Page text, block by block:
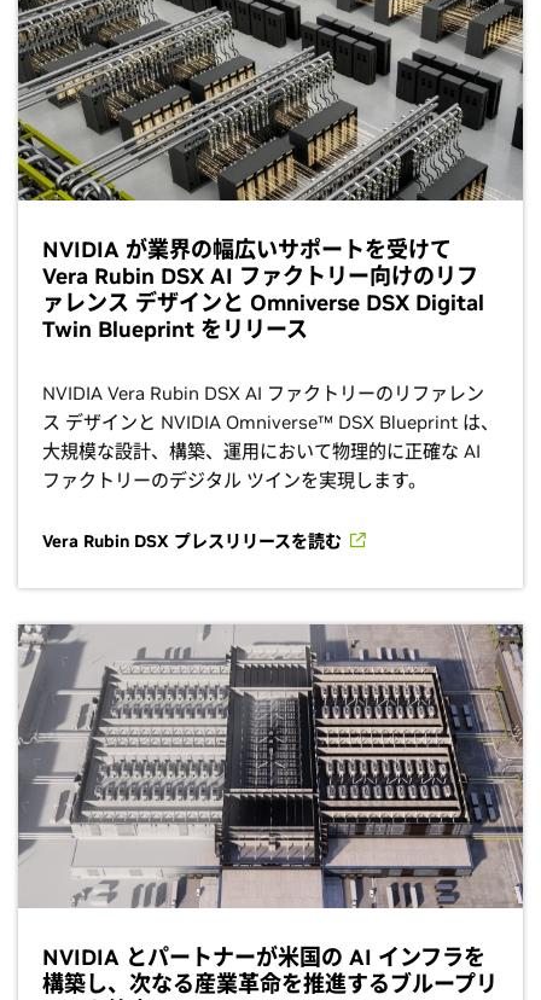
NVIDIA が業界の幅広いサポートを受けて
Vera Rubin DSX AI ファクトリー向けのリフ
ァレンス デザインと Omniverse DSX Digital
Twin Blueprint をリリース
NVIDIA Vera Rubin DSX AI ファクトリーのリファレン
ス デザインと NVIDIA Omniverse™ DSX Blueprint は、
大規模な設計、構築、運用において物理的に正確な AI
ファクトリーのデジタル ツインを実現します。
Vera Rubin DSX プレスリリースを読む
NVIDIA とパートナーが米国の AI インフラを
構築し、次なる産業革命を推進するブループリ